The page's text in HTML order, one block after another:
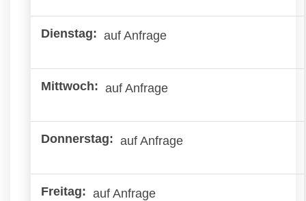
auf Anfrage
auf Anfrage
auf Anfrage
auf Anfrage